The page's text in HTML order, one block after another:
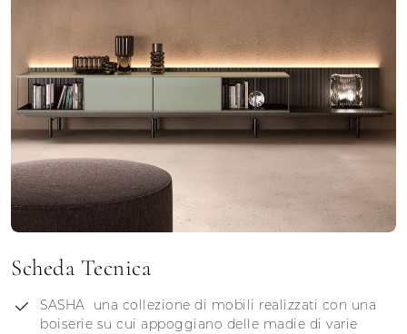
Scheda Tecnica
SASHA una collezione di mobili realizzati con una
boiserie su cui appoggiano delle madie di varie